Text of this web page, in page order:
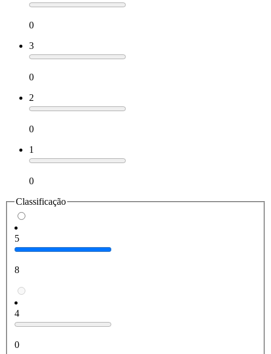
0
3
0
2
0
1
0
Classificação
5
8
4
0